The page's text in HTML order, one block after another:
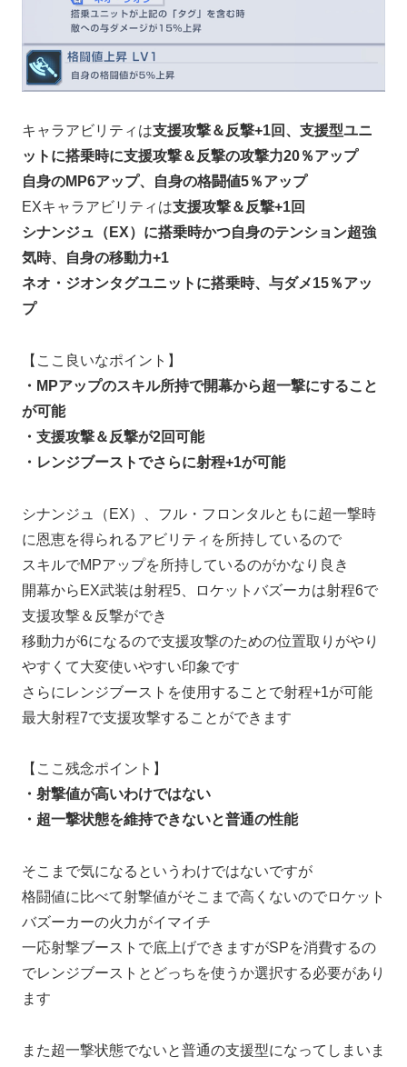
キャラアビリティは支援攻撃＆反撃+1回、支援型ユニ
ットに搭乗時に支援攻撃＆反撃の攻撃力20％アップ
自身のMP6アップ、自身の格闘値5％アップ
EXキャラアビリティは支援攻撃＆反撃+1回
シナンジュ（EX）に搭乗時かつ自身のテンション超強
気時、自身の移動力+1
ネオ・ジオンタグユニットに搭乗時、与ダメ15％アッ
プ
【ここ良いなポイント】
・MPアップのスキル所持で開幕から超一撃にすること
が可能
・支援攻撃＆反撃が2回可能
・レンジブーストでさらに射程+1が可能
シナンジュ（EX）、フル・フロンタルともに超一撃時
に恩恵を得られるアビリティを所持しているので
スキルでMPアップを所持しているのがかなり良き
開幕からEX武装は射程5、ロケットバズーカは射程6で
支援攻撃＆反撃ができ
移動力が6になるので支援攻撃のための位置取りがやり
やすくて大変使いやすい印象です
さらにレンジブーストを使用することで射程+1が可能
最大射程7で支援攻撃することができます
【ここ残念ポイント】
・射撃値が高いわけではない
・超一撃状態を維持できないと普通の性能
そこまで気になるというわけではないですが
格闘値に比べて射撃値がそこまで高くないのでロケット
バズーカーの火力がイマイチ
一応射撃ブーストで底上げできますがSPを消費するの
でレンジブーストとどっちを使うか選択する必要があり
ます
また超一撃状態でないと普通の支援型になってしまいま